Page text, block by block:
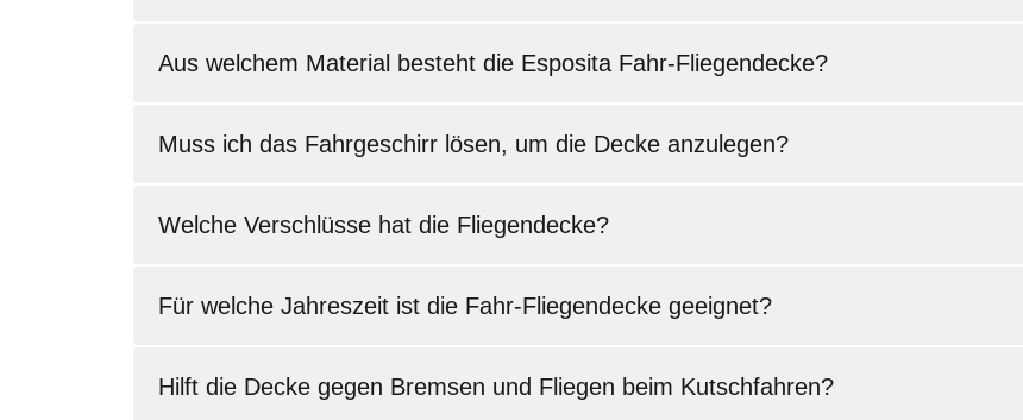
Aus welchem Material besteht die Esposita Fahr-Fliegendecke?
Muss ich das Fahrgeschirr lösen, um die Decke anzulegen?
Welche Verschlüsse hat die Fliegendecke?
Für welche Jahreszeit ist die Fahr-Fliegendecke geeignet?
Hilft die Decke gegen Bremsen und Fliegen beim Kutschfahren?